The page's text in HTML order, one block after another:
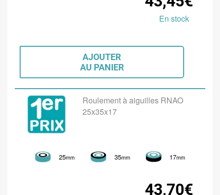
En stock
AJOUTER
AU PANIER
Roulement à aiguilles RNAO
25x35x17
25mm 35mm 17mm
43,70€